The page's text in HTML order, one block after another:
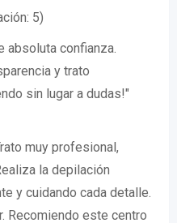
5)
absoluta confianza.
y trato
sin lugar a dudas!"
muy profesional,
la depilación
y cuidando cada detalle.
Recomiendo este centro